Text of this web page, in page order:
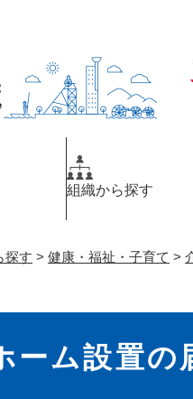
組織から探す
探す > 健康・福祉・子育て >
ーム設置の